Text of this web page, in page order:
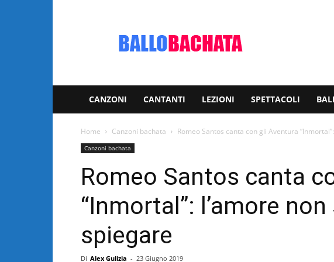
video
CANZONI CANTANTI LEZIONI SPETTACOLI
Home Canzoni bachata Romeo Santos canta con gli Aventura
Canzoni bachata
Romeo Santos canta
“Inmortal”: l’amore
spiegare
Di Alex Gulizia - 23 Giugno 2019